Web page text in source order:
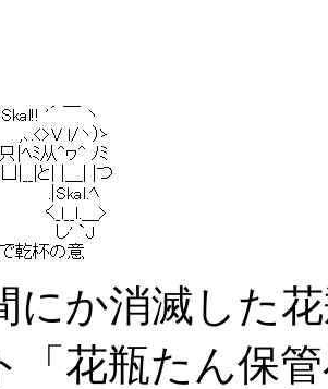
にか消滅した
「花瓶たん保管